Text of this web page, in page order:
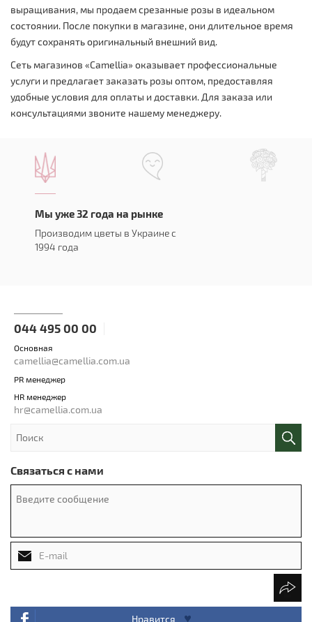
выращивания, мы продаем срезанные розы в идеальном
состоянии. После покупки в магазине, они длительное время
будут сохранять оригинальный внешний вид.
Сеть магазинов «Camellia» оказывает профессиональные
услуги и предлагает заказать розы оптом, предоставляя
удобные условия для оплаты и доставки. Для заказа или
консультациями звоните нашему менеджеру.
Мы уже 32 года на рынке
Производим цветы в Украине с
1994 года
044 495 00 00
Основная
camellia@camellia.com.ua
PR менеджер
HR менеджер
hr@camellia.com.ua
Связаться с нами
Нравится